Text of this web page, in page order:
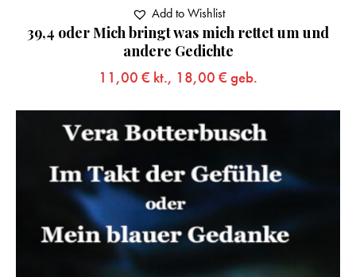
39,4 oder Mich bringt was mich rettet um und
andere Gedichte
11,00 € kt., 18,00 € geb.
Add to Wishlist